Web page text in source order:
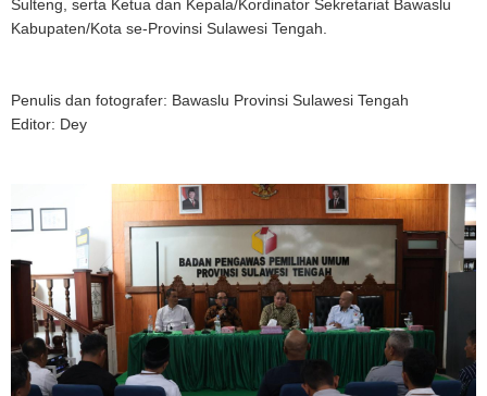
Sulteng, serta Ketua dan Kepala/Kordinator Sekretariat Bawaslu
Kabupaten/Kota se-Provinsi Sulawesi Tengah.
Penulis dan fotografer: Bawaslu Provinsi Sulawesi Tengah
Editor: Dey